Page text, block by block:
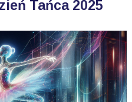
Tańca 2025